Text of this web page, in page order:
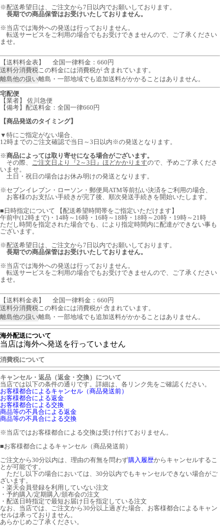
※配送希望日は、ご注文から7日以内でお願いしております。
長期での商品保管はお受けいたしておりません。
※当店では海外への発送は行っておりません。
転送サービスをご利用の場合でもお受けできませんので、ご了承ください
ませ。
【送料料金表】
全国一律料金：660円
送料分消費税この料金には消費税が 含まれています。
離島他の扱い離島・一部地域でも追加送料がかかることはありません。
宅配便
【業者】 佐川急便
【備考】配送料金：全国一律660円
【商品発送のタイミング】
▼特にご指定がない場合、
12時までのご注文確認で当日～3日以内※の発送となります。
※商品によっては取り寄せになる場合がございます。
その際、 ご注文日より『2～3日』ほどかかりますので、予めご了承くださ
いませ。
土日・祝日の場合はお休み明けの発送となります。
※セブンイレブン・ローソン・郵便局ATM等前払い決済をご利用の場合、
お客様のお支払い手続きが完了後、順次発送手続きを開始いたします。
■日時指定について 【配送希望時間帯をご指定いただけます】
午前中(12時まで)・14時～16時・16時～18時・18時～20時・19時～21時
ただし時間を指定された場合でも、により指定時間内に配達ができない事も
ございます。
※配送希望日は、ご注文から7日以内でお願いしております。
長期での商品保管はお受けいたしておりません。
※当店では海外への発送は行っておりません。
転送サービスをご利用の場合でもお受けできませんので、ご了承ください
ませ。
【送料料金表】
全国一律料金：660円
送料分消費税この料金には消費税が 含まれています。
離島他の扱い離島・一部地域でも追加送料がかかることはありません。
海外配送について
当店は海外へ発送を行っていません
消費税について
キャンセル・返品（返金・交換）について
当店では以下の条件の通りです。詳細は、各リンク先をご確認ください。
お客様都合によるキャンセル（商品発送前）
お客様都合による返金
お客様都合による交換
商品等の不具合による返金
商品等の不具合による交換
※当店ではお客様都合による交換は受け付けておりません。
■お客様都合によるキャンセル（商品発送前）
ご注文から30分以内は、理由の有無を問わず購入履歴からキャンセルするこ
とが可能です。
ただし以下の場合においては、30分以内でもキャンセルできない場合がご
ざいます。
・楽天会員登録を利用していない注文
・予約購入/定期購入/頒布会の注文
・配送日時指定で最短お届け日を指定している注文
なお、当店では、ご注文から30分以上過ぎた場合、お客様都合によるキャン
セルは承っておりません。
あらかじめご了承ください。